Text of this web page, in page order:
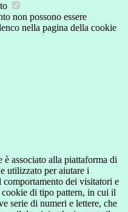
non possono essere
nella pagina della cookie
associato alla piattaforma di
utilizzato per aiutare i
dei visitatori e
di tipo pattern, in cui il
serie di numeri e lettere, che